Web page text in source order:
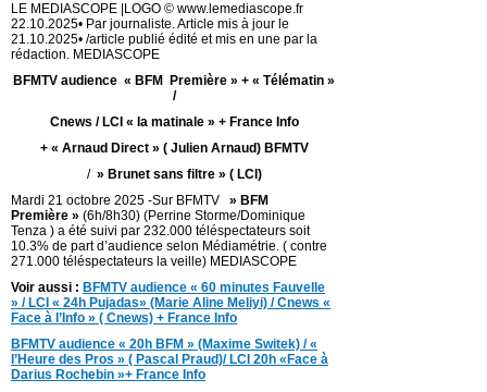
LE MEDIASCOPE |LOGO © www.lemediascope.fr
22.10.2025• Par journaliste. Article mis à jour le
21.10.2025• /article publié édité et mis en une par la
rédaction. MEDIASCOPE
BFMTV audience « BFM Première » + « Télématin »
/
Cnews / LCI « la matinale » + France Info
+ « Arnaud Direct » ( Julien Arnaud) BFMTV
/ » Brunet sans filtre » ( LCI)
Mardi 21 octobre 2025 -Sur BFMTV
» BFM
Première » (6h/8h30) (Perrine Storme/Dominique
Tenza ) a été suivi par 232.000 téléspectateurs soit
10.3% de part d’audience selon Médiamétrie. ( contre
271.000 téléspectateurs la veille) MEDIASCOPE
Voir aussi : BFMTV audience « 60 minutes Fauvelle
» / LCI « 24h Pujadas» (Marie Aline Meliyi) / Cnews «
Face à l’Info » ( Cnews) + France Info
BFMTV audience « 20h BFM » (Maxime Switek) / «
l’Heure des Pros » ( Pascal Praud)/ LCI 20h «Face à
Darius Rochebin »+ France Info